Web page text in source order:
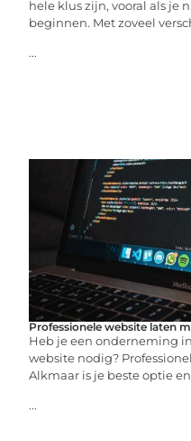
hele klus zijn, vooral als je
beginnen. Met zoveel
...
Professionele website laten
Heb je een onderneming
website nodig?
Alkmaar is je beste optie
...